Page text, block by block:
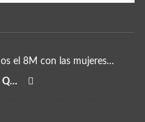
el 8M con las mujeres…
REDACCIÓN QRP